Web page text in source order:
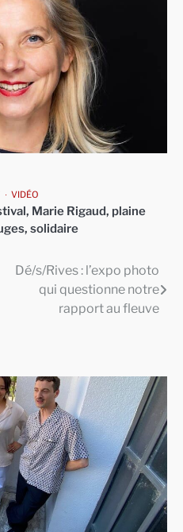
VIDÉO
, Marie Rigaud, plaine
, solidaire
Dé/s/Rives : l’expo photo
qui questionne notre
rapport au fleuve